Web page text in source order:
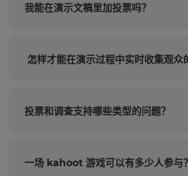
我能在演示文稿里加投票吗？
怎样才能在演示过程中实时收集观众
投票和调查支持哪些类型的问题？
一场 kahoot 游戏可以有多少人参与？